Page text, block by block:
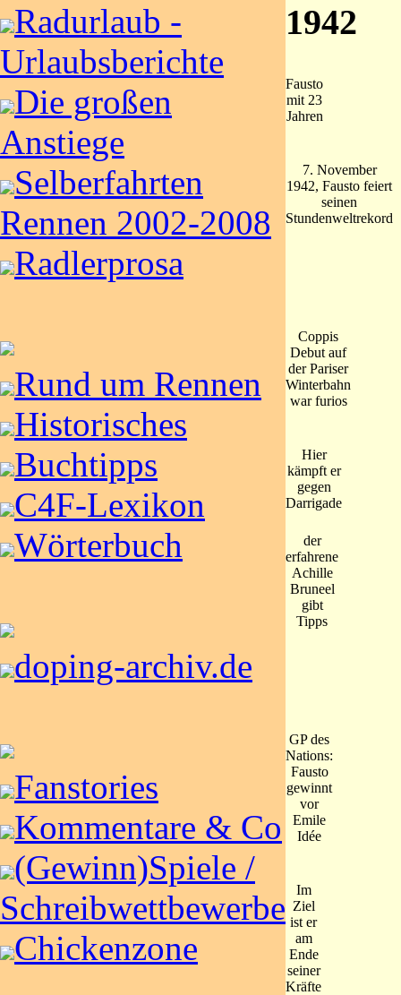
Radurlaub -
Urlaubsberichte
Die großen
Anstiege
Selberfahrten
Rennen 2002-2008
Radlerprosa
Rund um Rennen
Historisches
Buchtipps
C4F-Lexikon
Wörterbuch
doping-archiv.de
Fanstories
Kommentare & Co
(Gewinn)Spiele /
Schreibwettbewerbe
Chickenzone
1942
Fausto
mit 23
Jahren
7. November
1942, Fausto feiert
seinen
Stundenweltrekord
Coppis
Debut auf
der Pariser
Winterbahn
war furios
Hier
kämpft er
gegen
Darrigade
der
erfahrene
Achille
Bruneel
gibt
Tipps
GP des
Nations:
Fausto
gewinnt
vor
Emile
Idée
Im
Ziel
ist er
am
Ende
seiner
Kräfte